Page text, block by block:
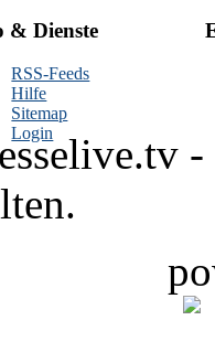
& Dienste
RSS-Feeds
Hilfe
Sitemap
Login
-